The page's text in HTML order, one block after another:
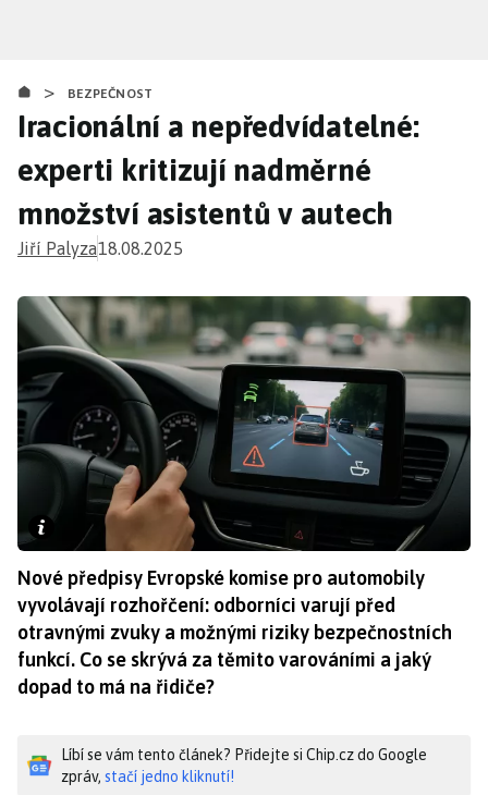
obsahu
> BEZPEČNOST
Iracionální a nepředvídatelné:
experti kritizují nadměrné
množství asistentů v autech
Jiří Palyza18.08.2025
Nové předpisy Evropské komise pro automobily
vyvolávají rozhořčení: odborníci varují před
otravnými zvuky a možnými riziky bezpečnostních
funkcí. Co se skrývá za těmito varováními a jaký
dopad to má na řidiče?
Líbí se vám tento článek? Přidejte si Chip.cz do Google
zpráv, stačí jedno kliknutí!